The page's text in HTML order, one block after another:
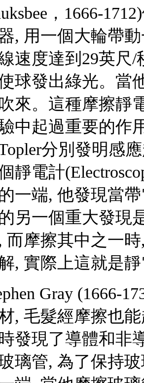
，1666-
, 用一個大輪帶
速度達到29英尺
球發出綠光。當
來。這種摩擦靜
中起過重要的作
分別發明感
靜電計
一端, 他發現當
另一個重大發現
而摩擦其中之一
, 實際上這就是
Gray (1666-
, 毛髮經摩擦也
發現了導體和非
璃管, 為了保持